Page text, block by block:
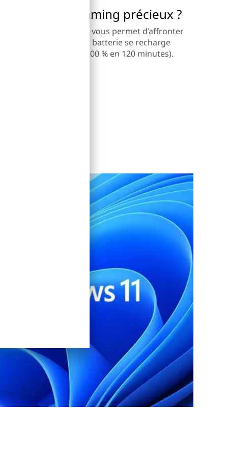
temps de gaming précieux ?
l’IdeaPad L340 vous permet d’affronter
Mieux encore, la batterie se recharge
minutes et jusqu’à 100 % en 120 minutes).